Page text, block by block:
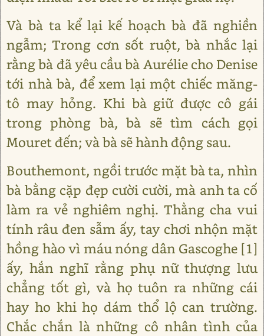
Và bà ta kể lại kế hoạch bà đã nghiền
ngẫm; Trong cơn sốt ruột, bà nhắc lại
rằng bà đã yêu cầu bà Aurélie cho Denise
tới nhà bà, để xem lại một chiếc măng-
tô may hỏng. Khi bà giữ được cô gái
trong phòng bà, bà sẽ tìm cách gọi
Mouret đến; và bà sẽ hành động sau.
Bouthemont, ngồi trước mặt bà ta, nhìn
bà bằng cặp đẹp cười cười, mà anh ta cố
làm ra vẻ nghiêm nghị. Thằng cha vui
tính râu đen sẫm ấy, tay chơi nhộn mặt
hồng hào vì máu nóng dân Gascoghe [1]
ấy, hắn nghĩ rằng phụ nữ thượng lưu
chẳng tốt gì, và họ tuôn ra những cái
hay ho khi họ dám thổ lộ can trường.
Chắc chắn là những cô nhân tình của